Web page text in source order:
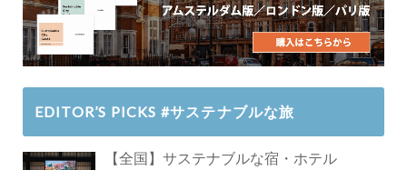
EDITOR’S PICKS #サステナブルな旅
【全国】サステナブルな宿・ホテル